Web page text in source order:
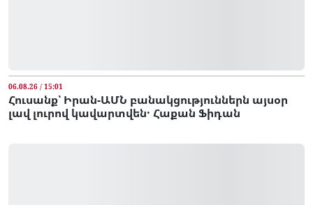
06.08.26 / 15:01
Հուսանք՝ Իրան-ԱՄՆ բանակցություններն այսօր
լավ լուրով կավարտվեն․ Հաքան Ֆիդան